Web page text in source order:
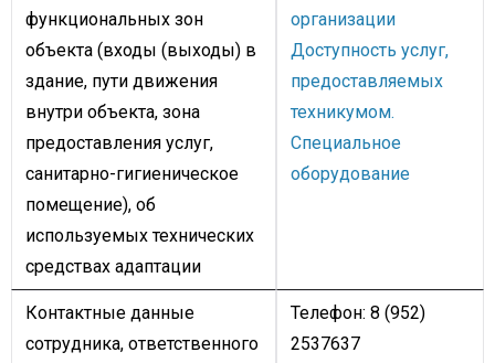
функциональных зон
объекта (входы (выходы) в
здание, пути движения
внутри объекта, зона
предоставления услуг,
санитарно-гигиеническое
помещение), об
используемых технических
средствах адаптации
организации
Доступность услуг,
предоставляемых
техникумом.
Специальное
оборудование
Контактные данные
сотрудника, ответственного
Телефон: 8 (952)
2537637